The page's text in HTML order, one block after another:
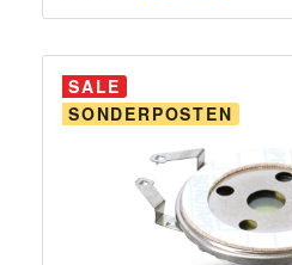
SALE
SONDERPOSTEN